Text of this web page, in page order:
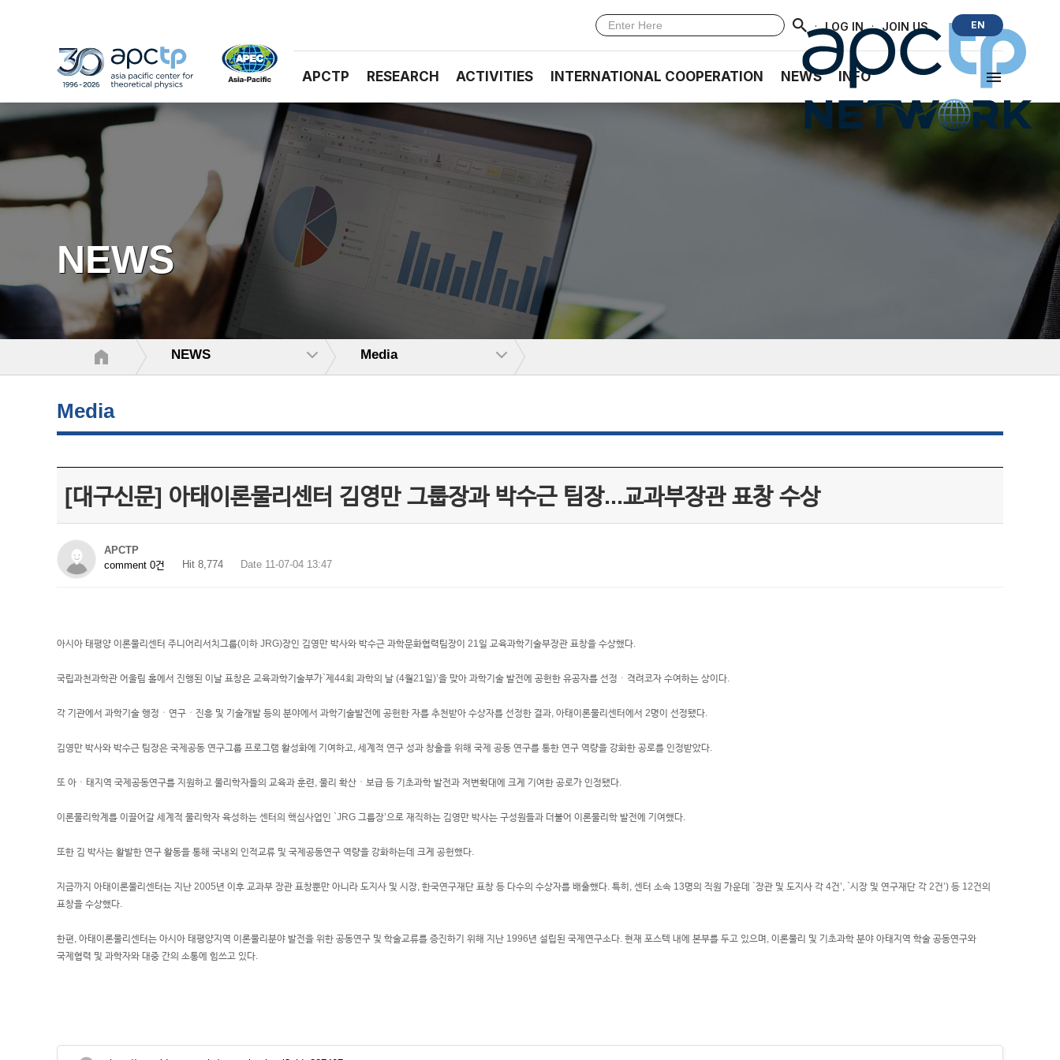
· LOG IN · JOIN US EN
APCTP RESEARCH ACTIVITIES INTERNATIONAL COOPERATION NEWS INFO
NEWS
NEWS Media
Media
[대구신문] 아태이론물리센터 김영만 그룹장과 박수근 팀장...교과부장관 표창 수상
APCTP
comment 0건
Hit 8,774 Date 11-07-04 13:47
아시아 태평양 이론물리센터 주니어리서치그룹(이하 JRG)장인 김영만 박사와 박수근 과학문화협력팀장이 21일 교육과학기술부장관 표창을 수상했다.
국립과천과학관 어울림 홀에서 진행된 이날 표창은 교육과학기술부가`제44회 과학의 날 (4월21일)’을 맞아 과학기술 발전에 공헌한 유공자를 선정ㆍ격려코자 수여하는 상이다.
각 기관에서 과학기술 행정ㆍ연구ㆍ진흥 및 기술개발 등의 분야에서 과학기술발전에 공헌한 자를 추천받아 수상자를 선정한 결과, 아태이론물리센터에서 2명이 선정됐다.
김영만 박사와 박수근 팀장은 국제공동 연구그룹 프로그램 활성화에 기여하고, 세계적 연구 성과 창출을 위해 국제 공동 연구를 통한 연구 역량을 강화한 공로를 인정받았다.
또 아ㆍ태지역 국제공동연구를 지원하고 물리학자들의 교육과 훈련, 물리 확산ㆍ보급 등 기초과학 발전과 저변확대에 크게 기여한 공로가 인정됐다.
이론물리학계를 이끌어갈 세계적 물리학자 육성하는 센터의 핵심사업인 `JRG 그룹장’으로 재직하는 김영만 박사는 구성원들과 더불어 이론물리학 발전에 기여했다.
또한 김 박사는 활발한 연구 활동을 통해 국내외 인적교류 및 국제공동연구 역량을 강화하는데 크게 공헌했다.
지금까지 아태이론물리센터는 지난 2005년 이후 교과부 장관 표창뿐만 아니라 도지사 및 시장, 한국연구재단 표창 등 다수의 수상자를 배출했다. 특히, 센터 소속 13명의 직원 가운데 `장관 및 도지사 각 4건’, `시장 및 연구재단 각 2건’) 등 12건의
표창을 수상했다.
한편, 아태이론물리센터는 아시아 태평양지역 이론물리분야 발전을 위한 공동연구 및 학술교류를 증진하기 위해 지난 1996년 설립된 국제연구소다. 현재 포스텍 내에 본부를 두고 있으며, 이론물리 및 기초과학 분야 아태지역 학술 공동연구와
국제협력 및 과학자와 대중 간의 소통에 힘쓰고 있다.